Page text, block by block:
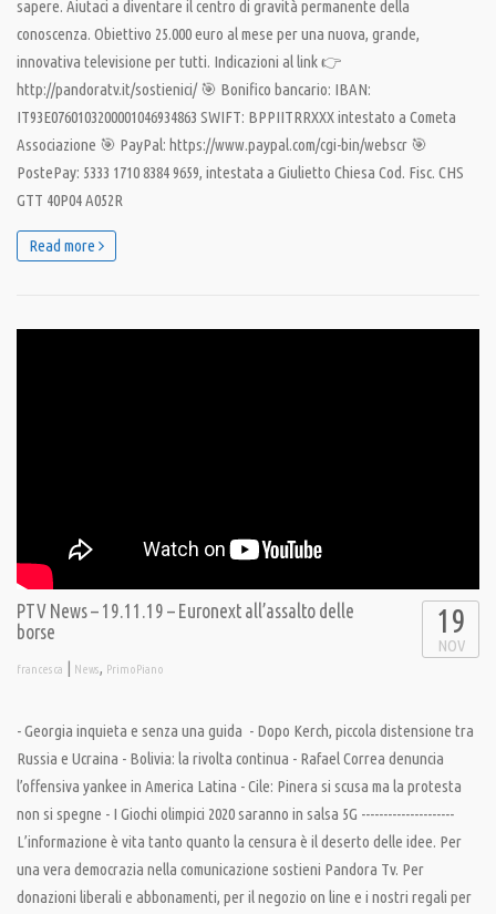
sapere. Aiutaci a diventare il centro di gravità permanente della
conoscenza. Obiettivo 25.000 euro al mese per una nuova, grande,
innovativa televisione per tutti. Indicazioni al link 👉
http://pandoratv.it/sostienici/ 🎯 Bonifico bancario: IBAN:
IT93E0760103200001046934863 SWIFT: BPPIITRRXXX intestato a Cometa
Associazione 🎯 PayPal: https://www.paypal.com/cgi-bin/webscr 🎯
PostePay: 5333 1710 8384 9659, intestata a Giulietto Chiesa Cod. Fisc. CHS
GTT 40P04 A052R
Read more
PTV News – 19.11.19 – Euronext all’assalto delle
borse
francesca | News, PrimoPiano
19
NOV
- Georgia inquieta e senza una guida - Dopo Kerch, piccola distensione tra
Russia e Ucraina - Bolivia: la rivolta continua - Rafael Correa denuncia
l’offensiva yankee in America Latina - Cile: Pinera si scusa ma la protesta
non si spegne - I Giochi olimpici 2020 saranno in salsa 5G ---------------------
L’informazione è vita tanto quanto la censura è il deserto delle idee. Per
una vera democrazia nella comunicazione sostieni Pandora Tv. Per
donazioni liberali e abbonamenti, per il negozio on line e i nostri regali per